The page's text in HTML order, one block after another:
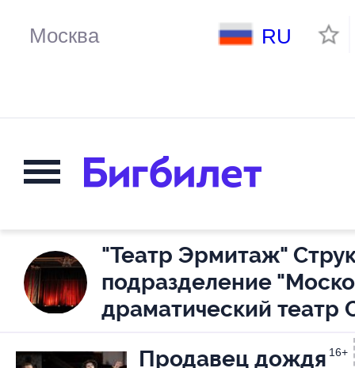
RU
"Театр Эрмитаж"
подразделение
драматический театр
Продавец дождя 16+